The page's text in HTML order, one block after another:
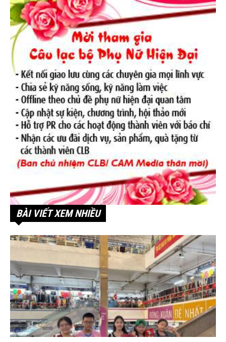
BÀI VIẾT XEM NHIỀU